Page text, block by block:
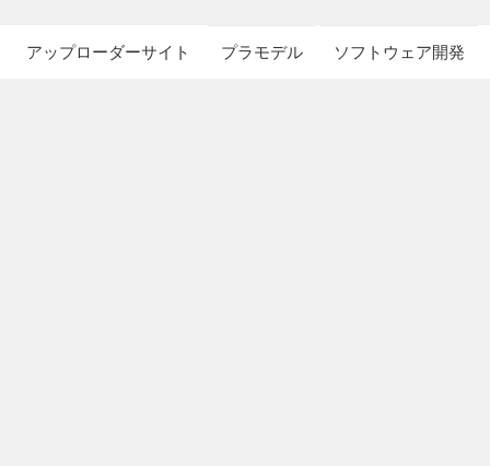
アップローダーサイト プラモデル ソフトウェア開発